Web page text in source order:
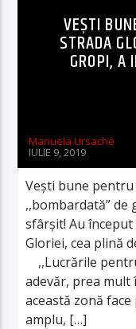
VEȘTI
STRADA
GROPI, A
Manuela Ursache
IULIE 9, 2019
Vești bune
,,bombardată”
sfârșit! Au
Gloriei, cea plină
,,Lucrările
adevăr, prea
această zonă
amplu, […]